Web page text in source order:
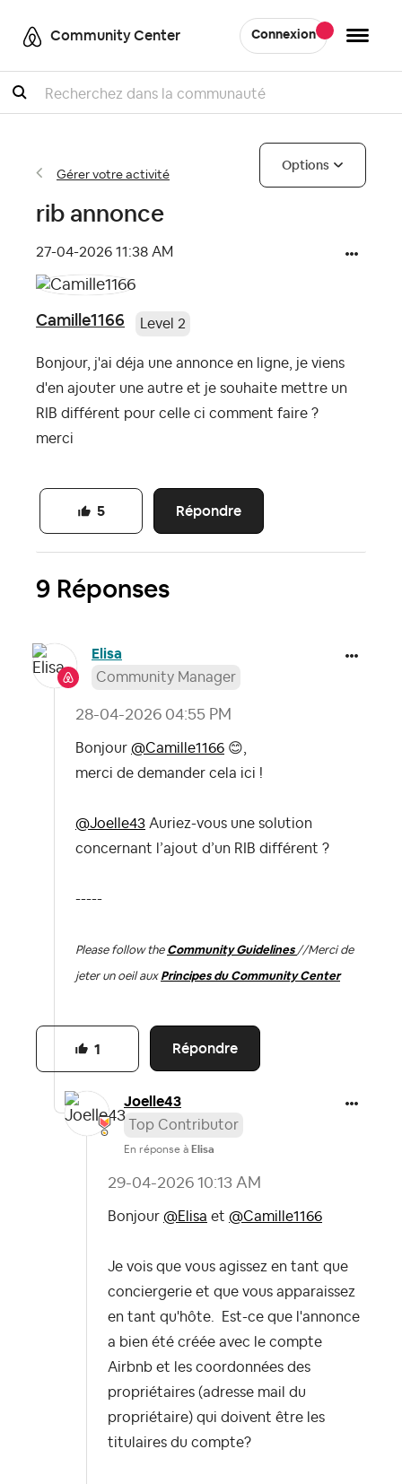
Community Center Connexion
Recherche
Gérer votre activité
Options
rib annonce
‎27-04-2026 11:38 AM
Camille1166 Level 2
Bonjour, j'ai déja une annonce en ligne, je viens
d'en ajouter une autre et je souhaite mettre un
RIB différent pour celle ci comment faire ?
merci
Répondre
5
9 Réponses
Elisa
Community Manager
‎28-04-2026 04:55 PM
Bonjour @Camille1166 😊,
merci de demander cela ici !
@Joelle43 Auriez-vous une solution
concernant l’ajout d’un RIB différent ?
-----
Please follow the Community Guidelines //Merci de
jeter un oeil aux Principes du Community Center
Répondre
1
Joelle43
Top Contributor
En réponse à Elisa
‎29-04-2026 10:13 AM
Bonjour @Elisa et @Camille1166
Je vois que vous agissez en tant que
conciergerie et que vous apparaissez
en tant qu'hôte. Est-ce que l'annonce
a bien été créée avec le compte
Airbnb et les coordonnées des
propriétaires (adresse mail du
propriétaire) qui doivent être les
titulaires du compte?